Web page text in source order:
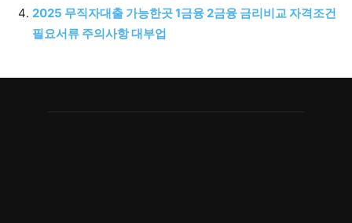
2025 무직자대출 가능한곳 1금융 2금융 금리비교 자격조건
필요서류 주의사항 대부업